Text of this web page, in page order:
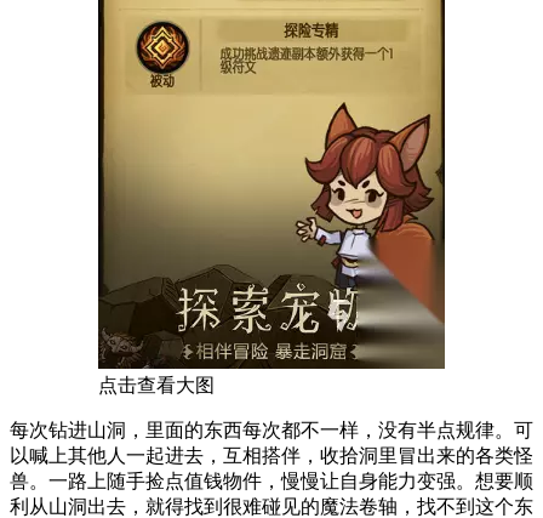
点击查看大图
每次钻进山洞，里面的东西每次都不一样，没有半点规律。可
以喊上其他人一起进去，互相搭伴，收拾洞里冒出来的各类怪
兽。一路上随手捡点值钱物件，慢慢让自身能力变强。想要顺
利从山洞出去，就得找到很难碰见的魔法卷轴，找不到这个东